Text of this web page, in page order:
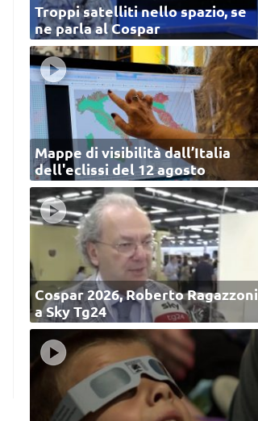
Troppi satelliti nello spazio, se
ne parla al Cospar
Mappe di visibilità dall’Italia
dell'eclissi del 12 agosto
Cospar 2026, Roberto Ragazzoni
a Sky Tg24